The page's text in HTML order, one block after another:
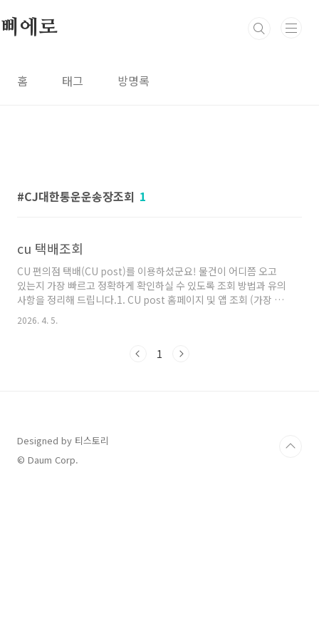
삐에로
홈 태그 방명록
CJ대한통운운송장조회 1
cu 택배조회
CU 편의점 택배(CU post)를 이용하셨군요! 물건이 어디쯤 오고
있는지 가장 빠르고 정확하게 확인하실 수 있도록 조회 방법과 유의
사항을 정리해 드립니다.1. CU post 홈페이지 및 앱 조회 (가장 정
확)CU 편의점 택배 공식 홈페이지나 앱을 이용하면 상세한 배송 경
로를 확인할 수 있습니다.조회 방법: CU post 홈페이지 접속 → 상
원 예약 시: 예약 시 설정했던 비밀번호나 휴대폰 번호로도 조회가
2026. 4. 5.
1
Designed by 티스토리
© Daum Corp.